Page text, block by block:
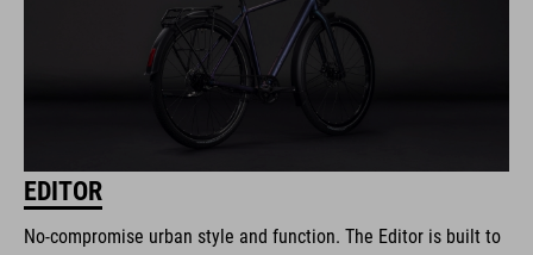
EDITOR
No-compromise urban style and function. The Editor is built to